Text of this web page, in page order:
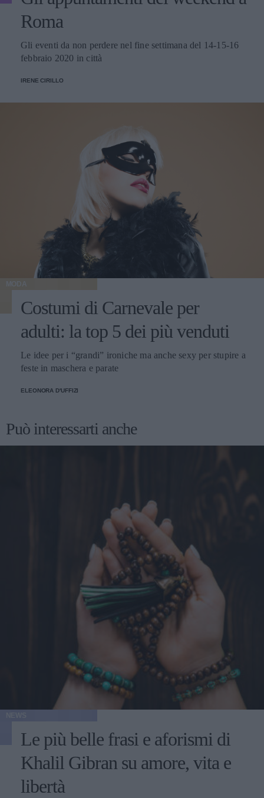
Roma
Gli eventi da non perdere nel fine settimana del 14-15-16
febbraio 2020 in città
IRENE CIRILLO
MODA
Costumi di Carnevale per
adulti: la top 5 dei più venduti
Le idee per i “grandi” ironiche ma anche sexy per stupire a
feste in maschera e parate
ELEONORA D'UFFIZI
Può interessarti anche
Le più belle frasi e aforismi di
Khalil Gibran su amore, vita e
libertà